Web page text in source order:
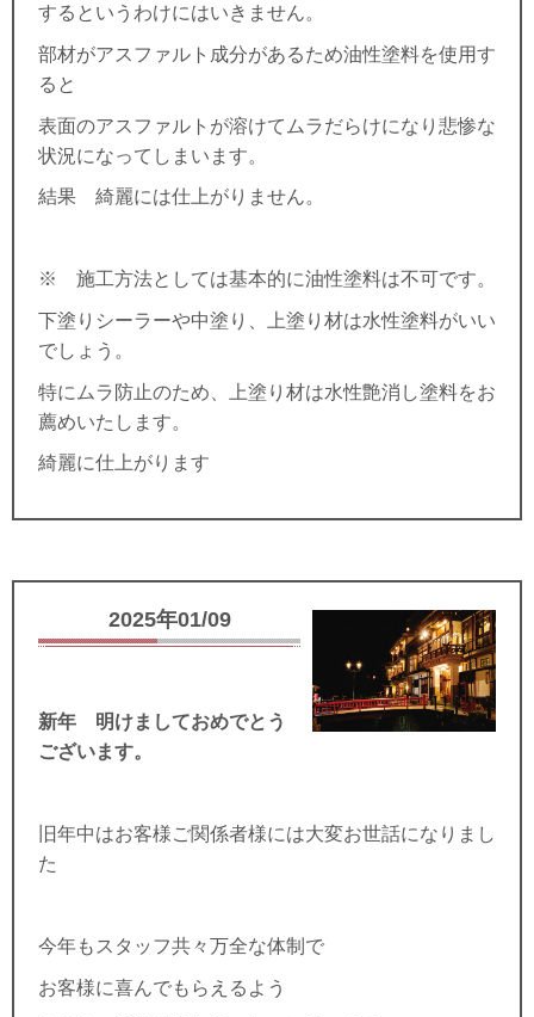
するというわけにはいきません。
部材がアスファルト成分があるため油性塗料を使用す
ると
表面のアスファルトが溶けてムラだらけになり悲惨な
状況になってしまいます。
結果 綺麗には仕上がりません。
※ 施工方法としては基本的に油性塗料は不可です。
下塗りシーラーや中塗り、上塗り材は水性塗料がいい
でしょう。
特にムラ防止のため、上塗り材は水性艶消し塗料をお
薦めいたします。
綺麗に仕上がります
2025年01/09
新年 明けましておめでとう
ございます。
旧年中はお客様ご関係者様には大変お世話になりまし
た
今年もスタッフ共々万全な体制で
お客様に喜んでもらえるよう